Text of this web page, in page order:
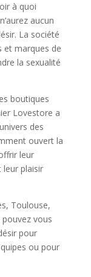
à quoi
aucun
La société
et marques de
la sexualité
boutiques
Lovestore a
des
ouvert la
leur
plaisir
Toulouse,
vous
pour
ou pour